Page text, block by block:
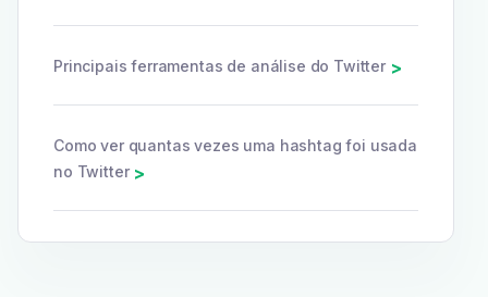
Principais ferramentas de análise do Twitter >
Como ver quantas vezes uma hashtag foi usada
no Twitter >